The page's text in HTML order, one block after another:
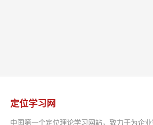
定位学习网
中国第一个定位理论学习网站，致力于为企